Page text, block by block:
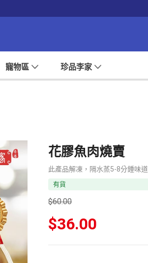
寵物區 珍品李家
花膠魚肉燒賣
此產品解凍，隔水蒸5-8分鍾味
有貨
$60.00
原
始
$36.00